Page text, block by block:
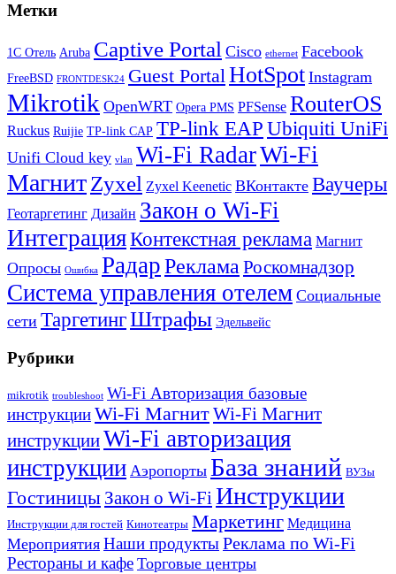
Метки
1С Отель Aruba Captive Portal Cisco ethernet Facebook
FreeBSD FRONTDESK24 Guest Portal HotSpot Instagram
Mikrotik OpenWRT Opera PMS PFSense RouterOS
Ruckus Ruijie TP-link CAP TP-link EAP Ubiquiti UniFi
Unifi Cloud key vlan Wi-Fi RadarWi-Fi
МагнитZyxel Zyxel Keenetic ВКонтакте Ваучеры
Геотаргетинг Дизайн Закон о Wi-Fi
ИнтеграцияКонтекстная реклама Магнит
Опросы Ошибка РадарРеклама Роскомнадзор
Система управления отелем Социальные
сети ТаргетингШтрафы Эдельвейс
Рубрики
mikrotik troubleshoot Wi-Fi Авторизация базовые
инструкцииWi-Fi МагнитWi-Fi Магнит
инструкцииWi-Fi авторизация
инструкции Аэропорты База знаний ВУЗы
Гостиницы Закон о Wi-FiИнструкции
Инструкции для гостей Кинотеатры Маркетинг Медицина
Мероприятия Наши продуктыРеклама по Wi-Fi
Рестораны и кафе Торговые центры